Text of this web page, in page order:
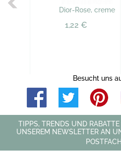
Dior-Rose, creme
1,22 €
Besucht uns
TIPPS, TRENDS UND
UNSEREM NEWSLETTER AN
POSTFACH